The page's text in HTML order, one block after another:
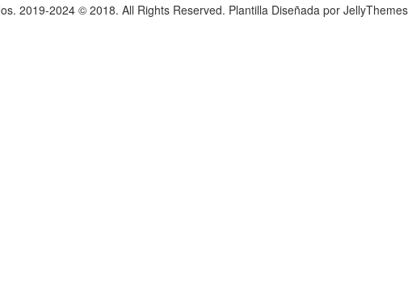
2019-2024 © 2018. All Rights Reserved. Plantilla Diseñada por JellyThemes